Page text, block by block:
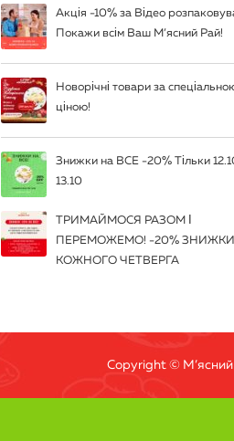
Акція -10% за Відео
Покажи всім Ваш М’ясний Рай!
Новорічні товари за
ціною!
Знижки на ВСЕ -20% Тільки
13.10
ТРИМАЙМОСЯ РАЗОМ І
ПЕРЕМОЖЕМО! -20% ЗНИЖКИ
КОЖНОГО ЧЕТВЕРГА
Copyright ©